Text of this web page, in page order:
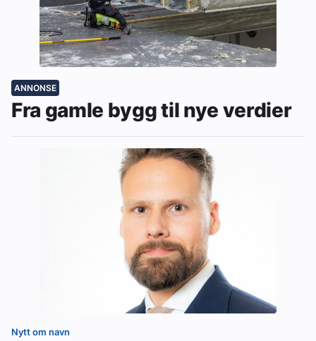
ANNONSE
Fra gamle bygg til nye verdier
Nytt om navn